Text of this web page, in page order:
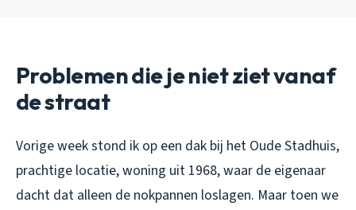
Problemen die je niet ziet vanaf
de straat
Vorige week stond ik op een dak bij het Oude Stadhuis,
prachtige locatie, woning uit 1968, waar de eigenaar
dacht dat alleen de nokpannen loslagen. Maar toen we